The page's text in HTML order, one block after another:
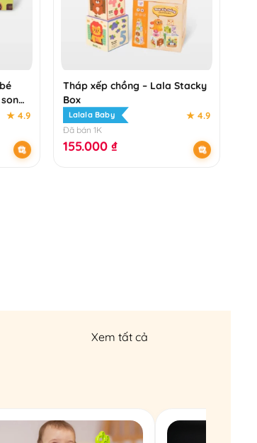
★ 4.9
Tháp xếp chồng – Lala Stacky
Box
Lalala Baby ★ 4.9
Đã bán 1K
155.000 ₫
Xem tất cả